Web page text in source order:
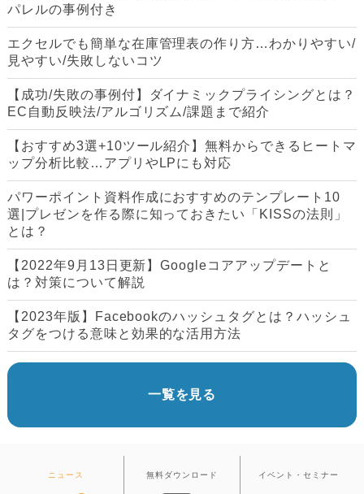
パレルの事例付き
エクセルでも簡単な在庫管理表の作り方…わかりやすい/
見やすい/失敗しないコツ
【成功/失敗の事例付】ダイナミックプライシングとは？
EC自動反映法/アルゴリズム/課題まで紹介
【おすすめ3選+10ツール紹介】無料からできるヒートマ
ップ分析比較…アプリやLPにも対応
パワーポイント資料作成におすすめのテンプレート10
選|プレゼンを作る際に知っておきたい「KISSの法則」
とは？
【2022年9月13日更新】Googleコアアップデートと
は？対策について解説
【2023年版】Facebookのハッシュタグとは？ハッシュ
タグをつける意味と効果的な活用方法
一覧を見る
ニュース 無料ダウンロード イベント・セミナー